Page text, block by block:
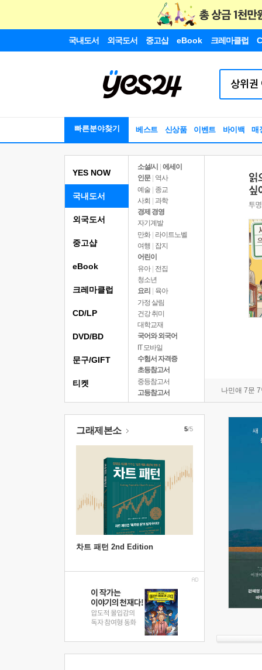
국내도서 외국도서 중고샵 eBook 크레마클럽
빠른분야찾기 베스트 신상품 이벤트 바이백 매
YES NOW
국내도서
소설/시
에세이
인문
역사
예술 | 종교
사회 | 과학
경제 경영
자기계발
만화 | 라이트노벨
여행
잡지
어린이
유아 | 전집
청소년
요리
육아
가정 살림
건강 취미
대학교재
국어와 외국어
IT 모바일
수험서 자격증
초등참고서
중등참고서
고등참고서
나민애 7문
외국도서
중고샵
eBook
크레마클럽
CD/LP
DVD/BD
문구/GIFT
티켓
그래제본소
차트 패턴 2nd Edition
5/5